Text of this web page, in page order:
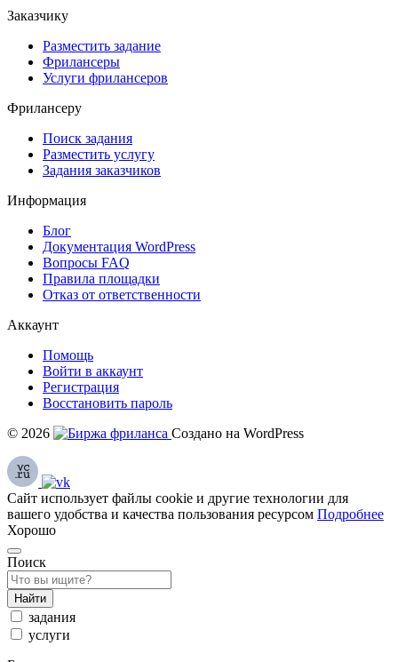
Заказчику
Разместить задание
Фрилансеры
Услуги фрилансеров
Фрилансеру
Поиск задания
Разместить услугу
Задания заказчиков
Информация
Блог
Документация WordPress
Вопросы FAQ
Правила площадки
Отказ от ответственности
Аккаунт
Помощь
Войти в аккаунт
Регистрация
Восстановить пароль
© 2026
Создано на WordPress
Сайт использует файлы cookie и другие технологии для
вашего удобства и качества пользования ресурсом Подробнее
Хорошо
Поиск
Найти
задания
услуги